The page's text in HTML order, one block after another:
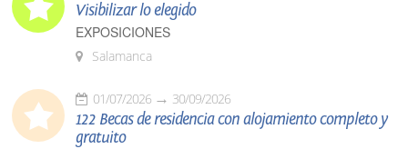
Visibilizar lo elegido
EXPOSICIONES
Salamanca
01/07/2026 30/09/2026
122 Becas de residencia con alojamiento completo y
gratuito